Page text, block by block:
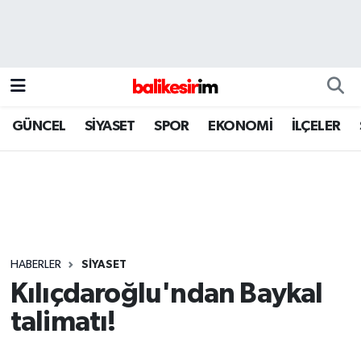
GÜNCEL SİYASET SPOR EKONOMİ İLÇELER
HABERLER SİYASET
Kılıçdaroğlu'ndan Baykal
talimatı!